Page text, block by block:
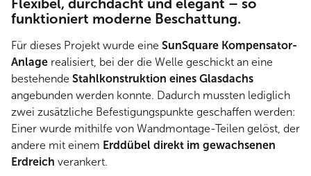
Flexibel, durchdacht und elegant – so
funktioniert moderne Beschattung.
Für dieses Projekt wurde eine SunSquare Kompensator-
Anlage realisiert, bei der die Welle geschickt an eine
bestehende Stahlkonstruktion eines Glasdachs
angebunden werden konnte. Dadurch mussten lediglich
zwei zusätzliche Befestigungspunkte geschaffen werden:
Einer wurde mithilfe von Wandmontage-Teilen gelöst, der
andere mit einem Erddübel direkt im gewachsenen
Erdreich verankert.